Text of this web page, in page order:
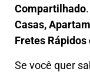
Compartilhado
Casas,
Fretes
Se você quer